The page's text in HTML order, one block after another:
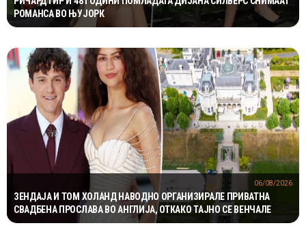
РОМАНСА ВО ЊУЈОРК
ЗЕНДАЈА И ТОМ ХОЛАНД НАВОДНО ОРГАНИЗИРАЛЕ ПРИВАТНА
СВАДБЕНА ПРОСЛАВА ВО АНГЛИЈА, ОТКАКО ТАЈНО СЕ ВЕНЧАЛЕ
06/08/2026